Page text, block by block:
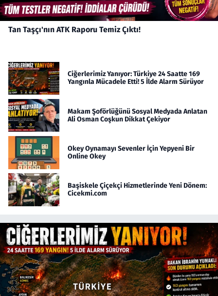
Tan Taşçı'nın ATK Raporu Temiz Çıktı!
Ciğerlerimiz Yanıyor: Türkiye 24 Saatte 169
Yangınla Mücadele Etti! 5 İlde Alarm Sürüyor
Makam Şoförlüğünü Sosyal Medyada Anlatan
Ali Osman Coşkun Dikkat Çekiyor
Okey Oynamayı Sevenler İçin Yepyeni Bir
Online Okey
Başiskele Çiçekçi Hizmetlerinde Yeni Dönem:
Cicekmi.com